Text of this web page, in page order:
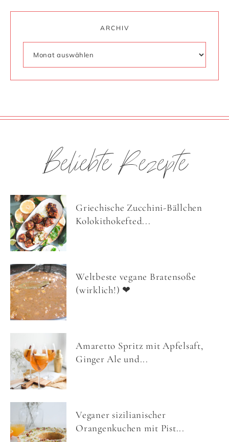
ARCHIV
Beliebte Rezepte
Griechische Zucchini-Bällchen
Kolokithokefted...
Weltbeste vegane Bratensoße
(wirklich!) ❤
Amaretto Spritz mit Apfelsaft,
Ginger Ale und...
Veganer sizilianischer
Orangenkuchen mit Pist...